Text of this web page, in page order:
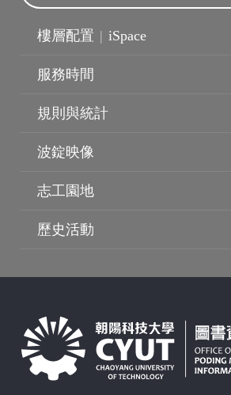
樓層配置 | iSpace
服務時間
規則與統計
波錠映像
志工園地
歷史活動